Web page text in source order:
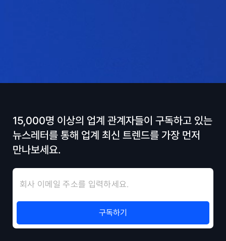
15,000명 이상의 업계 관계자들이 구독하고 있는
뉴스레터를 통해 업계 최신 트렌드를 가장 먼저
만나보세요.